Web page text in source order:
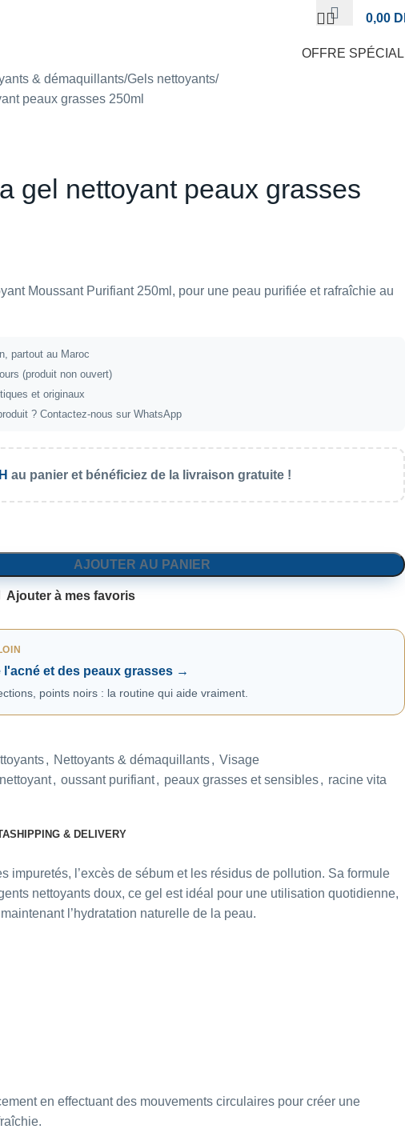
0,00
OFFRE
& démaquillants Gels nettoyants
peaux grasses 250ml
gel nettoyant peaux grasses
Moussant Purifiant 250ml, pour une peau purifiée et rafraîchie au
partout au Maroc
(produit non ouvert)
et originaux
? Contactez-nous sur WhatsApp
au panier et bénéficiez de la livraison gratuite !
AJOUTER AU PANIER
Ajouter à mes favoris
l'acné et des peaux grasses →
points noirs : la routine qui aide vraiment.
, Nettoyants & démaquillants, Visage
, oussant purifiant, peaux grasses et sensibles, racine vita
SHIPPING & DELIVERY
l’excès de sébum et les résidus de pollution. Sa formule
nettoyants doux, ce gel est idéal pour une utilisation quotidienne,
l’hydratation naturelle de la peau.
en effectuant des mouvements circulaires pour créer une